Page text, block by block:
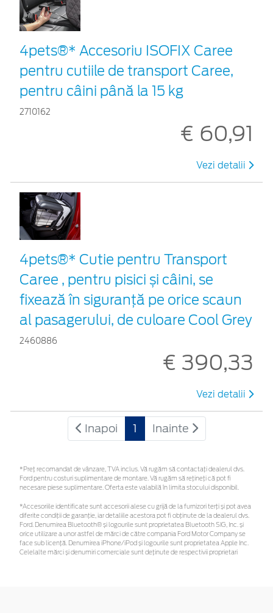
4pets®* Accesoriu ISOFIX Caree
pentru cutiile de transport Caree,
pentru câini până la 15 kg
2710162
€ 60,91
Vezi detalii
4pets®* Cutie pentru Transport
Caree , pentru pisici și câini, se
fixează în siguranță pe orice scaun
al pasagerului, de culoare Cool Grey
2460886
€ 390,33
Vezi detalii
Inapoi 1 Inainte
*Preţ recomandat de vânzare, TVA inclus. Vă rugăm să contactaţi dealerul dvs.
Ford pentru costuri suplimentare de montare. Vă rugăm să rețineți că pot fi
necesare piese suplimentare. Oferta este valabilă în limita stocului disponibil.
*Accesoriile identificate sunt accesorii alese cu grijă de la furnizori terți și pot avea
diferite condiții de garanție, iar detaliile acestora pot fi obținute de la dealerul dvs.
Ford. Denumirea Bluetooth® și logourile sunt proprietatea Bluetooth SIG, Inc. și
orice utilizare a unor astfel de mărci de către compania Ford Motor Company se
face sub licență. Denumirea iPhone/iPod și logourile sunt proprietatea Apple Inc.
Celelalte mărci și denumiri comerciale sunt deținute de respectivii proprietari